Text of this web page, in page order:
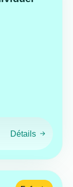
Détails